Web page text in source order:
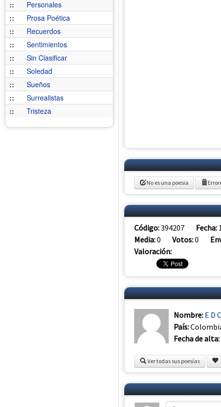
::
Personales
::
Prosa Poética
::
Recuerdos
::
Sentimientos
::
Sin Clasificar
::
Soledad
::
Sueños
::
Surrealistas
::
Tristeza
No es una poesia
Código:394207 Fecha:
Media:0 Votos:0
Valoración:
Nombre: E D
País:
Fecha de alta:
Ver todas sus poesías